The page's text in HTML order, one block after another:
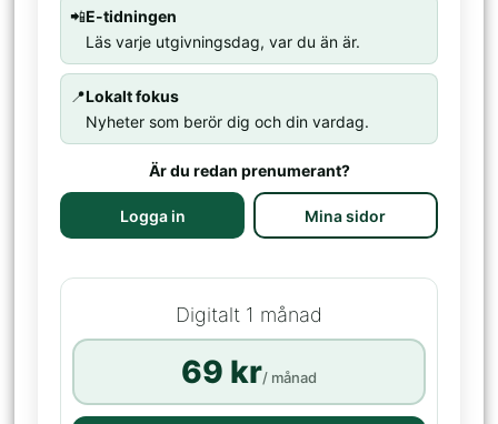
📲E-tidningen
Läs varje utgivningsdag, var du än är.
📍Lokalt fokus
Nyheter som berör dig och din vardag.
Är du redan prenumerant?
Logga in Mina sidor
Digitalt 1 månad
69 kr/ månad